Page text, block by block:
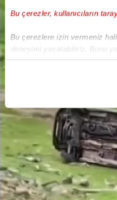
Bu çerezler, kullanıcıların
Bu çerezlere izin vermeniz
deneyimi yaşatabiliriz. Bunu
içerikleri sunabilmek adına
Her halükârda, kullanıcılar,
Sizlere daha iyi bir hizmet
çerezler vasıtasıyla çeşitli
amacıyla kullanılmaktadır.
reklam/pazarlama faaliyetlerinin
Çerezlere ilişkin tercihlerinizi
butonuna tıklayabilir,Çerez